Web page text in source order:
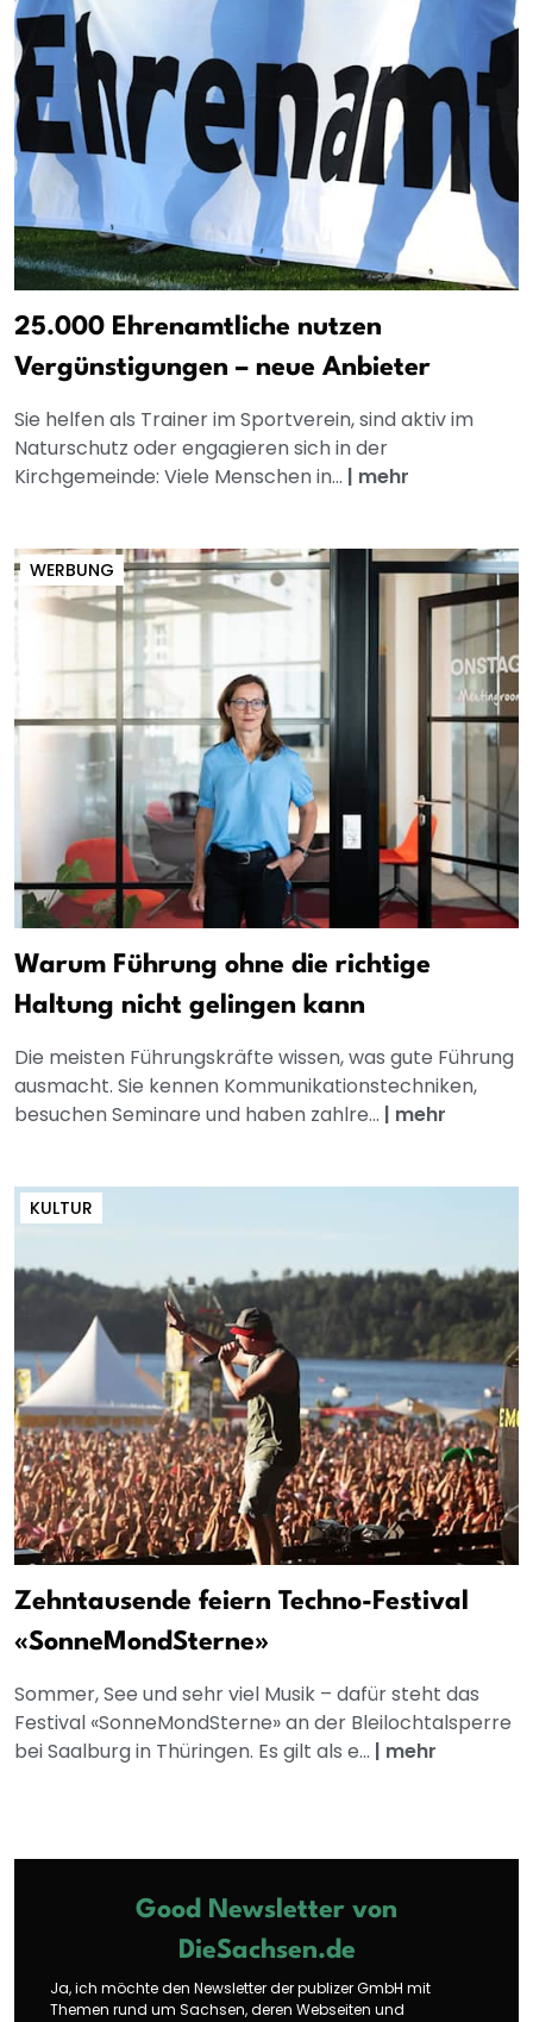
25.000 Ehrenamtliche nutzen
Vergünstigungen – neue Anbieter
Sie helfen als Trainer im Sportverein, sind aktiv im
Naturschutz oder engagieren sich in der
Kirchgemeinde: Viele Menschen in... | mehr
WERBUNG
Warum Führung ohne die richtige
Haltung nicht gelingen kann
Die meisten Führungskräfte wissen, was gute Führung
ausmacht. Sie kennen Kommunikationstechniken,
besuchen Seminare und haben zahlre... | mehr
KULTUR
Zehntausende feiern Techno-Festival
«SonneMondSterne»
Sommer, See und sehr viel Musik – dafür steht das
Festival «SonneMondSterne» an der Bleilochtalsperre
bei Saalburg in Thüringen. Es gilt als e... | mehr
Good Newsletter von
DieSachsen.de
Ja, ich möchte den Newsletter der publizer GmbH mit
Themen rund um Sachsen, deren Webseiten und